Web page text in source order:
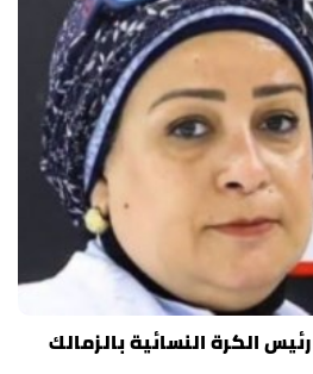
الكرة النسائية بالزمالك